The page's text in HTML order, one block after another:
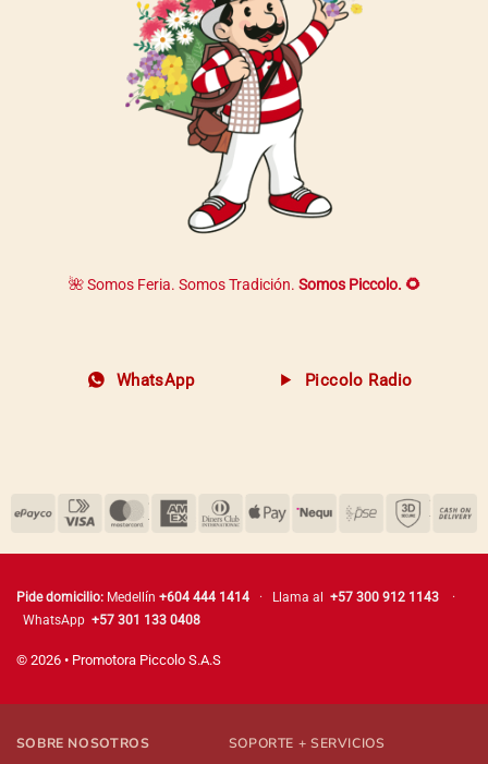
🌺 Somos Feria. Somos Tradición. Somos Piccolo. 🌻
WhatsApp Piccolo Radio
Pide domicilio: Medellín +604 444 1414 · Llama al +57 300 912 1143
·
WhatsApp +57 301 133 0408
© 2026 • Promotora Piccolo S.A.S
SOBRE NOSOTROS SOPORTE + SERVICIOS